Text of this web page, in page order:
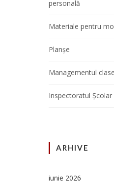
personală
Materiale pentru
Planșe
Managementul
Inspectoratul
ARHIVE
iunie 2026